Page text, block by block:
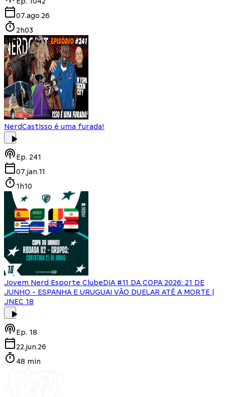
07.ago.26
2h03
NerdCastIsso é uma furada!
Ep. 241
07.jan.11
1h10
Jovem Nerd Esporte ClubeDIA #11 DA COPA 2026: 21 DE
JUNHO - ESPANHA E URUGUAI VÃO DUELAR ATÉ A MORTE |
JNEC 18
Ep. 18
22.jun.26
48 min